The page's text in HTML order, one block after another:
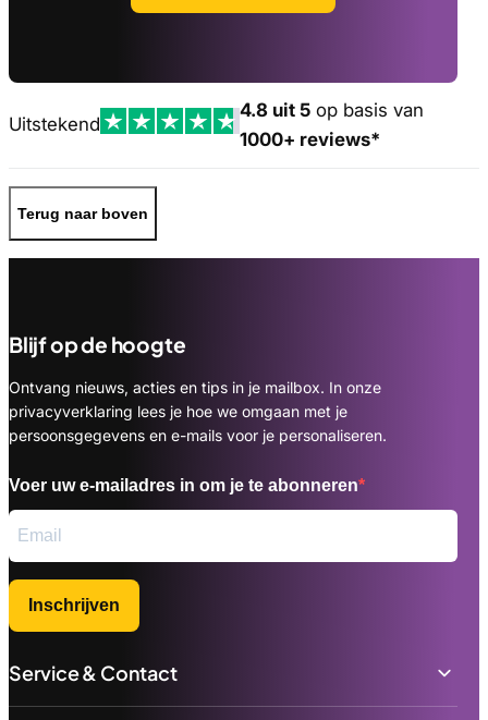
Uitstekend
4.8 uit 5 op basis van
1000+ reviews*
Terug naar boven
Blijf op de hoogte
Ontvang nieuws, acties en tips in je mailbox. In onze
privacyverklaring lees je hoe we omgaan met je
persoonsgegevens en e-mails voor je personaliseren.
Voer uw e-mailadres in om je te abonneren
Inschrijven
Service & Contact